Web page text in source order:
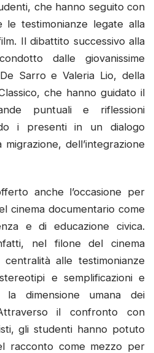
che hanno seguito con
testimonianze legate alla
Il dibattito successivo alla
dalle giovanissime
Sarro e Valeria Lio, della
che hanno guidato il
puntuali e riflessioni
i presenti in un dialogo
dell’integrazione
anche l’occasione per
cinema documentario come
e di educazione civica.
nel filone del cinema
alle testimonianze
e semplificazioni e
dimensione umana dei
il confronto con
gli studenti hanno potuto
racconto come mezzo per